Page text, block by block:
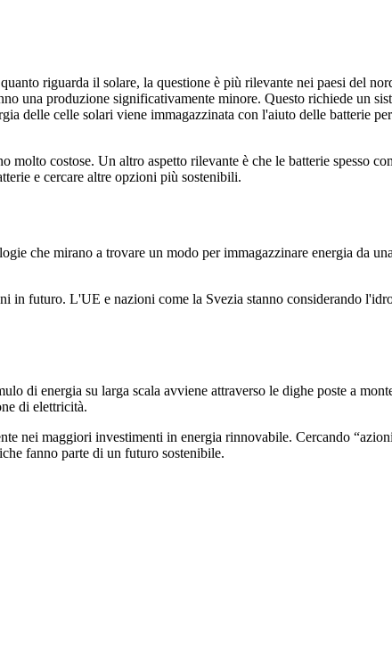
riguarda il solare, la questione è più rilevante nei paesi del
una produzione significativamente minore. Questo richiede un
delle celle solari viene immagazzinata con l'aiuto delle batterie
costose. Un altro aspetto rilevante è che le batterie spesso
e cercare altre opzioni più sostenibili.
che mirano a trovare un modo per immagazzinare energia da
futuro. L'UE e nazioni come la Svezia stanno considerando
di energia su larga scala avviene attraverso le dighe poste a
di elettricità.
nei maggiori investimenti in energia rinnovabile. Cercando
fanno parte di un futuro sostenibile.